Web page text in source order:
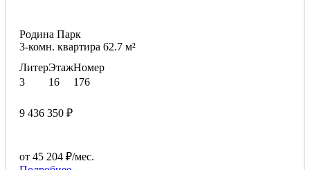
Родина Парк
3-комн. квартира 62.7 м²
Литер
3
Этаж
16
Номер
176
9 436 350 ₽
от 45 204 ₽/мес.